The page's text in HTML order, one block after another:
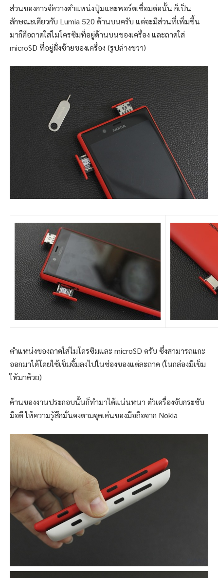
ส่วนของการจัดวางตำแหน่งปุ่มและพอร์ตเชื่อมต่อนั้น ก็เป็น
ลักษณะเดียวกับ Lumia 520 ด้านบนครับ แต่จะมีส่วนที่เพิ่มขึ้น
มาก็คือถาดใส่ไมโครซิมที่อยู่ด้านบนของเครื่อง และถาดใส่
microSD ที่อยู่ฝั่งซ้ายของเครื่อง (รูปล่างขวา)
ตำแหน่งของถาดใส่ไมโครซิมและ microSD ครับ ซึ่งสามารถแกะ
ออกมาได้โดยใช้เข็มจิ้มลงไปในช่องของแต่ละถาด (ในกล่องมีเข็ม
ให้มาด้วย)
ด้านของงานประกอบนั้นก็ทำมาได้แน่นหนา ตัวเครื่องจับกระชับ
มือดี ให้ความรู้สึกมั่นคงตามจุดเด่นของมือถือจาก Nokia